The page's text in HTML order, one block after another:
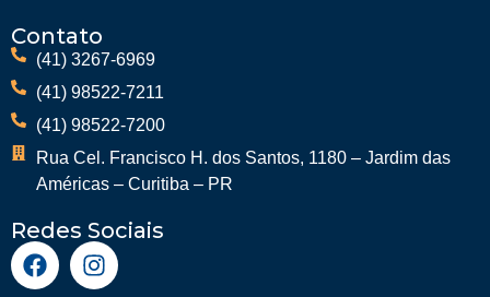
Contato
(41) 3267-6969
(41) 98522-7211
(41) 98522-7200
Rua Cel. Francisco H. dos Santos, 1180 – Jardim das
Américas – Curitiba – PR
Redes Sociais